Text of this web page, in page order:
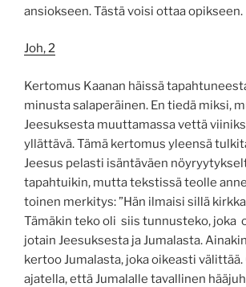
ansiokseen. Tästä voisi ottaa opikseen.
Joh, 2
Kertomus Kaanan häissä
minusta salaperäinen. En tiedä miksi,
Jeesuksesta muuttamassa vettä
yllättävä. Tämä kertomus yleensä
Jeesus pelasti isäntäväen
tapahtuikin, mutta tekstissä teolle
toinen merkitys: ”Hän ilmaisi sillä
Tämäkin teko oli siis tunnusteko, joka
jotain Jeesuksesta ja Jumalasta.
kertoo Jumalasta, joka oikeasti välittää.
ajatella, että Jumalalle tavallinen